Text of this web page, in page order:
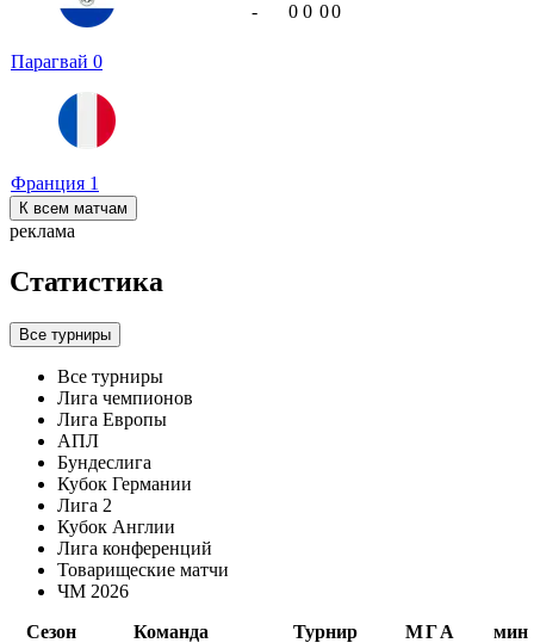
Парагвай 0
Франция 1
- 0 0 00
К всем матчам
реклама
Статистика
Все турниры
Все турниры
Лига чемпионов
Лига Европы
АПЛ
Бундеслига
Кубок Германии
Лига 2
Кубок Англии
Лига конференций
Товарищеские матчи
ЧМ 2026
Сезон
Команда Турнир МГА мин